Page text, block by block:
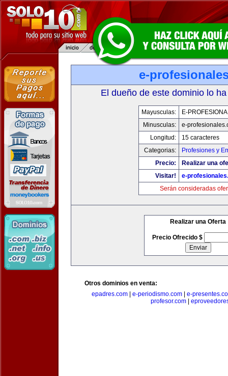
e-
El dueño de este dominio lo
Mayusculas:
E-
Minusculas:
e-
Longitud:
15 caracteres
Categorias:
Profesiones y
Precio:
Realizar una
Visitar!
e-
Serán consideradas
Realizar una Oferta
Precio Ofrecido $
Otros dominios en venta:
epadres.com
e-periodismo.com
e-
profesor.com|